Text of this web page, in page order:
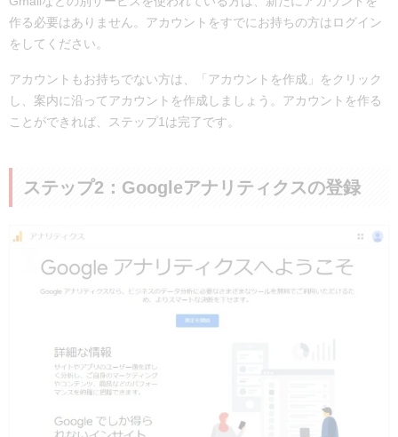
作る必要はありません。アカウントをすでにお持ちの方はログイン
をしてください。
アカウントもお持ちでない方は、「アカウントを作成」をクリック
し、案内に沿ってアカウントを作成しましょう。アカウントを作る
ことができれば、ステップ1は完了です。
ステップ2：Googleアナリティクスの登録